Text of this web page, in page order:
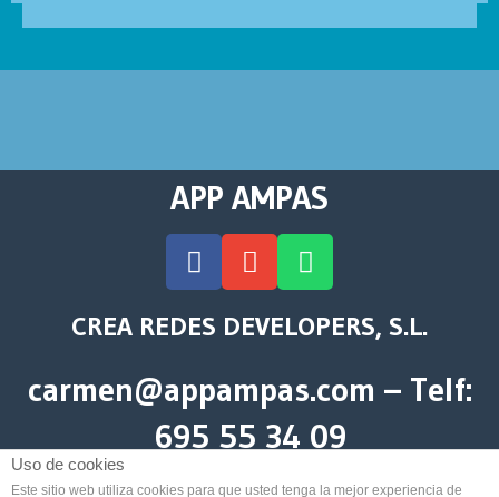
APP AMPAS
CREA REDES DEVELOPERS, S.L.
carmen@appampas.com – Telf:
695 55 34 09
Uso de cookies
Este sitio web utiliza cookies para que usted tenga la mejor experiencia de